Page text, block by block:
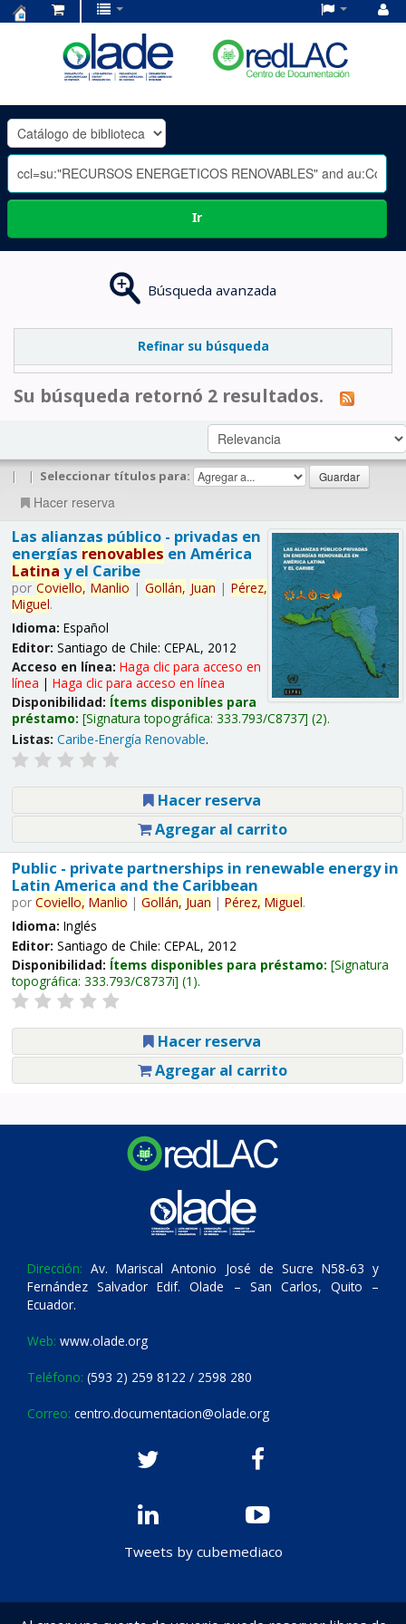
OLADE
-
Ir
Búsqueda avanzada
Refinar su búsqueda
Su búsqueda retornó 2 resultados.
| | Seleccionar títulos para:
Hacer reserva
Las alianzas público - privadas en
energías renovables en América
Latina y el Caribe
por Coviello, Manlio | Gollán, Juan | Pérez,
Miguel.
Idioma: Español
Editor: Santiago de Chile: CEPAL, 2012
Acceso en línea: Haga clic para acceso en
línea | Haga clic para acceso en línea
Disponibilidad: Ítems disponibles para
préstamo: Signatura topográfica: 333.793/C8737 (2).
Listas: Caribe-Energía Renovable.
Hacer reserva
Agregar al carrito
Public - private partnerships in renewable energy in
Latin America and the Caribbean
por Coviello, Manlio | Gollán, Juan | Pérez, Miguel.
Idioma: Inglés
Editor: Santiago de Chile: CEPAL, 2012
Disponibilidad: Ítems disponibles para préstamo: Signatura
topográfica: 333.793/C8737i (1).
Hacer reserva
Agregar al carrito
Dirección: Av. Mariscal Antonio José de Sucre N58-63 y
Fernández Salvador Edif. Olade – San Carlos, Quito –
Ecuador.
Web: www.olade.org
Teléfono: (593 2) 259 8122 / 2598 280
Correo: centro.documentacion@olade.org
Tweets by cubemediaco